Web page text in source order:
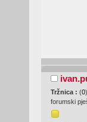
Tržnica : (0)
forumski